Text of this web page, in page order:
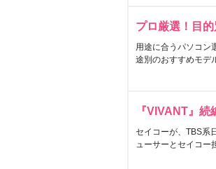
プロ厳選！目
用途に合うパソコン
途別のおすすめモデ
『VIVANT』
セイコーが、TBS系
ューサーとセイコー